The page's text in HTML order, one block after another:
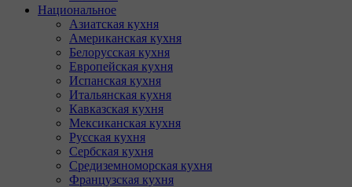
Национальное
Азиатская кухня
Американская кухня
Белорусская кухня
Европейская кухня
Испанская кухня
Итальянская кухня
Кавказская кухня
Мексиканская кухня
Русская кухня
Сербская кухня
Средиземноморская кухня
Французская кухня